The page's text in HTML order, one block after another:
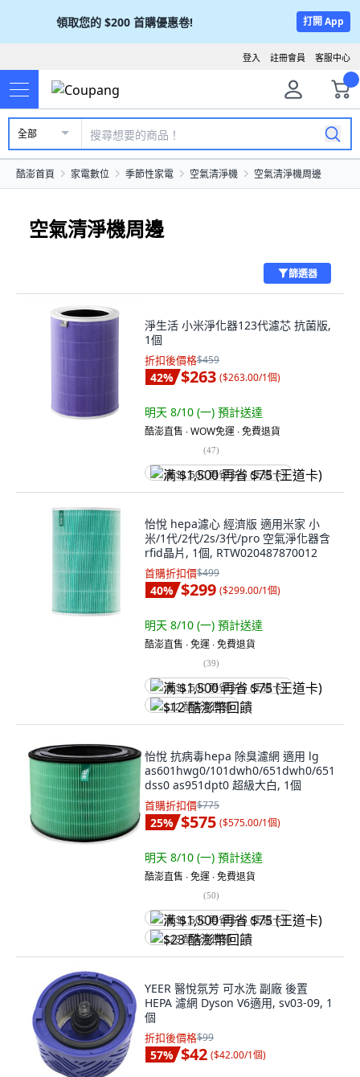
領取您的 $200 首購優惠卷! 打開 App
客服中心
註冊會員
登入
全部
酷澎首頁 家電數位 季節性家電 空氣清淨機 空氣清淨機周邊
空氣清淨機周邊
篩選器
淨生活 小米淨化器123代濾芯 抗菌版,
1個
折扣後價格$459
42% $263 ($263.00/1個)
明天 8/10 (一) 預計送達
酷澎直售 ∙ WOW免運 ∙ 免費退貨
(47)
满 $1,500 再省 $75 (王道卡)
怡悅 hepa濾心 經濟版 適用米家 小
米/1代/2代/2s/3代/pro 空氣淨化器含
rfid晶片, 1個, RTW020487870012
首購折扣價$499
40% $299 ($299.00/1個)
明天 8/10 (一) 預計送達
酷澎直售 ∙ 免運 ∙ 免費退貨
(39)
满 $1,500 再省 $75 (王道卡)
$12 酷澎幣回饋
怡悅 抗病毒hepa 除臭濾網 適用 lg
as601hwg0/101dwh0/651dwh0/651
dss0 as951dpt0 超級大白, 1個
首購折扣價$775
25% $575 ($575.00/1個)
明天 8/10 (一) 預計送達
酷澎直售 ∙ 免運 ∙ 免費退貨
(50)
满 $1,500 再省 $75 (王道卡)
$23 酷澎幣回饋
YEER 醫悅氛芳 可水洗 副廠 後置
HEPA 濾網 Dyson V6適用, sv03-09, 1
個
折扣後價格$99
57% $42 ($42.00/1個)